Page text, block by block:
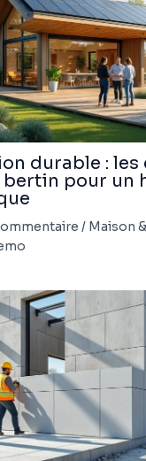
durable : les
pour un
/ Maison